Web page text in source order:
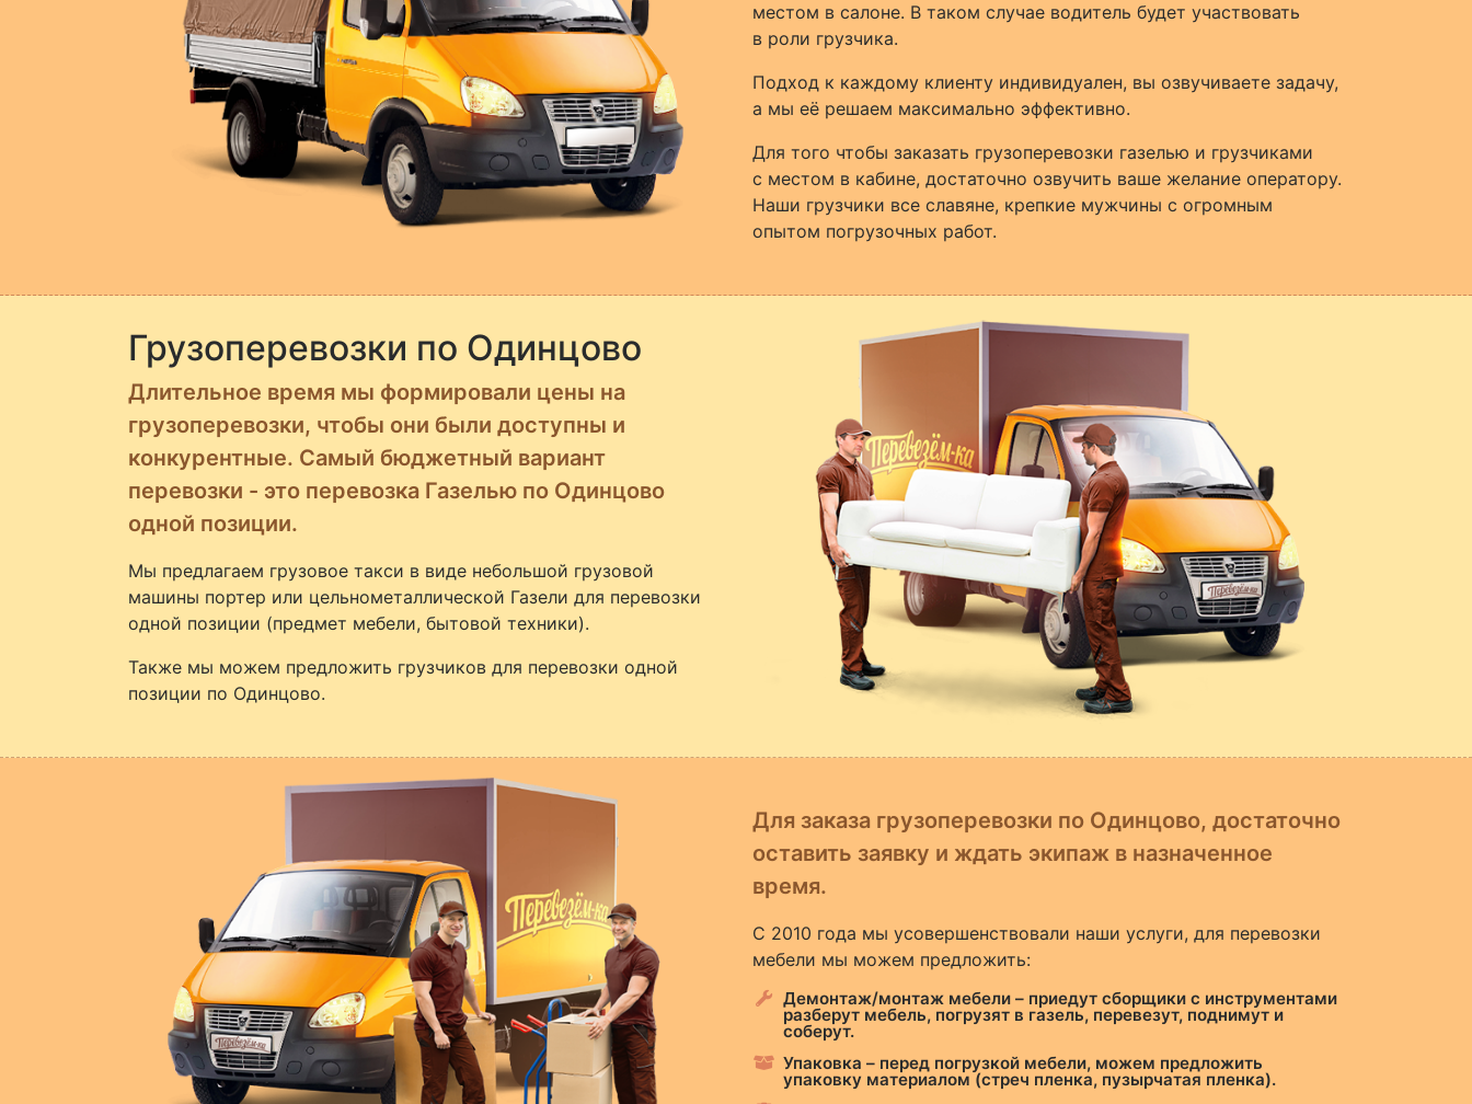
местом в салоне. В таком случае водитель будет участвовать
в роли грузчика.
Подход к каждому клиенту индивидуален, вы озвучиваете задачу,
а мы её решаем максимально эффективно.
Для того чтобы заказать грузоперевозки газелью и грузчиками
с местом в кабине, достаточно озвучить ваше желание оператору.
Наши грузчики все славяне, крепкие мужчины с огромным
опытом погрузочных работ.
Грузоперевозки по Одинцово
Длительное время мы формировали цены на
грузоперевозки, чтобы они были доступны и
конкурентные. Самый бюджетный вариант
перевозки - это перевозка Газелью по Одинцово
одной позиции.
Мы предлагаем грузовое такси в виде небольшой грузовой
машины портер или цельнометаллической Газели для перевозки
одной позиции (предмет мебели, бытовой техники).
Также мы можем предложить грузчиков для перевозки одной
позиции по Одинцово.
Для заказа грузоперевозки по Одинцово, достаточно
оставить заявку и ждать экипаж в назначенное
время.
С 2010 года мы усовершенствовали наши услуги, для перевозки
мебели мы можем предложить:
Демонтаж/монтаж мебели – приедут сборщики с инструментами
разберут мебель, погрузят в газель, перевезут, поднимут и
соберут.
Упаковка – перед погрузкой мебели, можем предложить
упаковку материалом (стреч пленка, пузырчатая пленка).